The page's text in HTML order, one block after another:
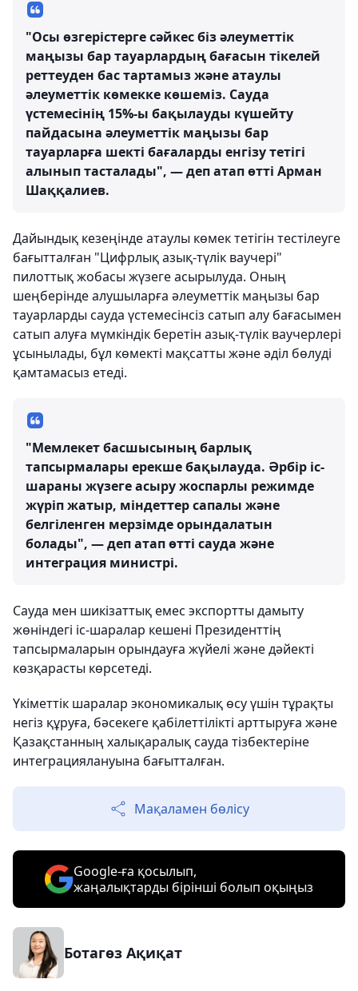
"Осы өзгерістерге сәйкес біз әлеуметтік
маңызы бар тауарлардың бағасын тікелей
реттеуден бас тартамыз және атаулы
әлеуметтік көмекке көшеміз. Сауда
үстемесінің 15%-ы бақылауды күшейту
пайдасына әлеуметтік маңызы бар
тауарларға шекті бағаларды енгізу тетігі
алынып тасталады", — деп атап өтті Арман
Шаққалиев.
Дайындық кезеңінде атаулы көмек тетігін тестілеуге
бағытталған "Цифрлық азық-түлік ваучері"
пилоттық жобасы жүзеге асырылуда. Оның
шеңберінде алушыларға әлеуметтік маңызы бар
тауарларды сауда үстемесінсіз сатып алу бағасымен
сатып алуға мүмкіндік беретін азық-түлік ваучерлері
ұсынылады, бұл көмекті мақсатты және әділ бөлуді
қамтамасыз етеді.
"Мемлекет басшысының барлық
тапсырмалары ерекше бақылауда. Әрбір іс-
шараны жүзеге асыру жоспарлы режимде
жүріп жатыр, міндеттер сапалы және
белгіленген мерзімде орындалатын
болады", — деп атап өтті сауда және
интеграция министрі.
Сауда мен шикізаттық емес экспортты дамыту
жөніндегі іс-шаралар кешені Президенттің
тапсырмаларын орындауға жүйелі және дәйекті
көзқарасты көрсетеді.
Үкіметтік шаралар экономикалық өсу үшін тұрақты
негіз құруға, бәсекеге қабілеттілікті арттыруға және
Қазақстанның халықаралық сауда тізбектеріне
интеграциялануына бағытталған.
Мақаламен бөлісу
Google-ға қосылып,
жаңалықтарды бірінші болып оқыңыз
Ботагөз Ақиқат